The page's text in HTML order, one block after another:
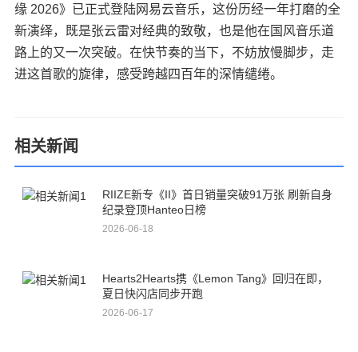
缘 2026》已正式登陆网易云音乐，这份历经一年打磨的全
新演绎，既是张云雷对经典的致敬，也是他在国风音乐道
路上的又一次突破。在快节奏的当下，不妨放慢脚步，走
进这首歌的旋律，感受跨越四百年的深情缱绻。
相关新闻
RIIZE新专《II》首日销量突破91万张 刷新自身
纪录登顶Hanteo日榜
2026-06-18
Hearts2Hearts携《Lemon Tang》回归在即，
夏日快闪店同步开跑
2026-06-17